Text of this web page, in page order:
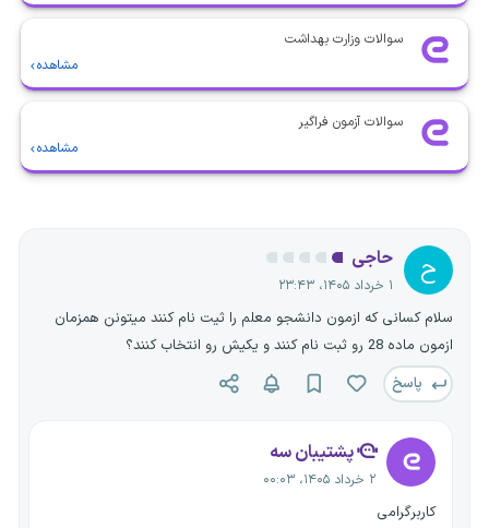
سوالات وزارت بهداشت
مشاهده
سوالات آزمون فراگیر
مشاهده
ح حاجی
۱ خرداد ۱۴۰۵، ۲۳:۴۳
سلام کسانی که ازمون دانشجو معلم را ثیت نام کنند میتونن همزمان
ازمون ماده 28 رو ثبت نام کنند و یکیش رو انتخاب کنند؟
پاسخ
پشتیبان سه
۲ خرداد ۱۴۰۵، ۰۰:۰۳
کاربرگرامی